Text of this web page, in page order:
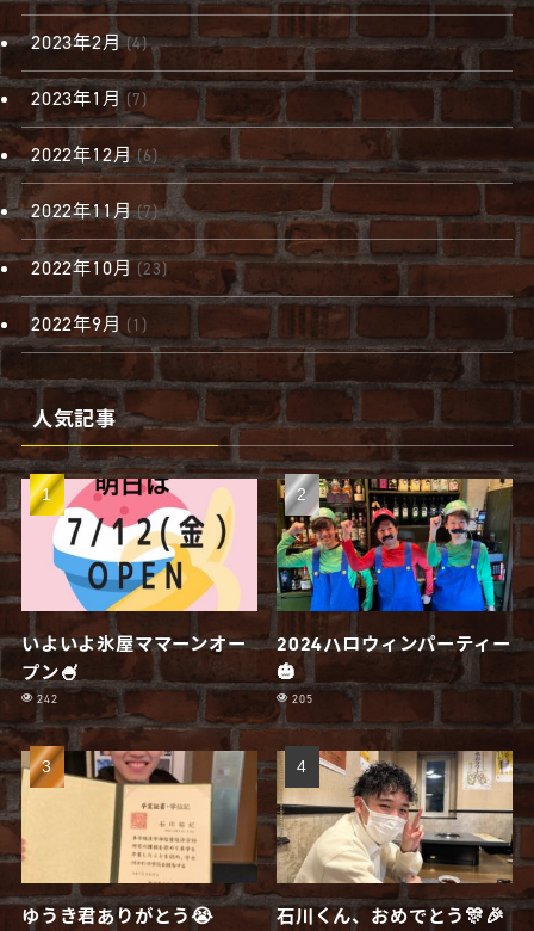
2023年2月(4)
2023年1月 (7)
2022年12月(6)
2022年11月(7)
2022年10月 (23)
2022年9月 (1)
人気記事
いよいよ氷屋ママーンオー
プン🍧
242
2024ハロウィンパーティー
🎃
205
ゆうき君ありがとう😭 石川くん、おめでとう🎊🎉